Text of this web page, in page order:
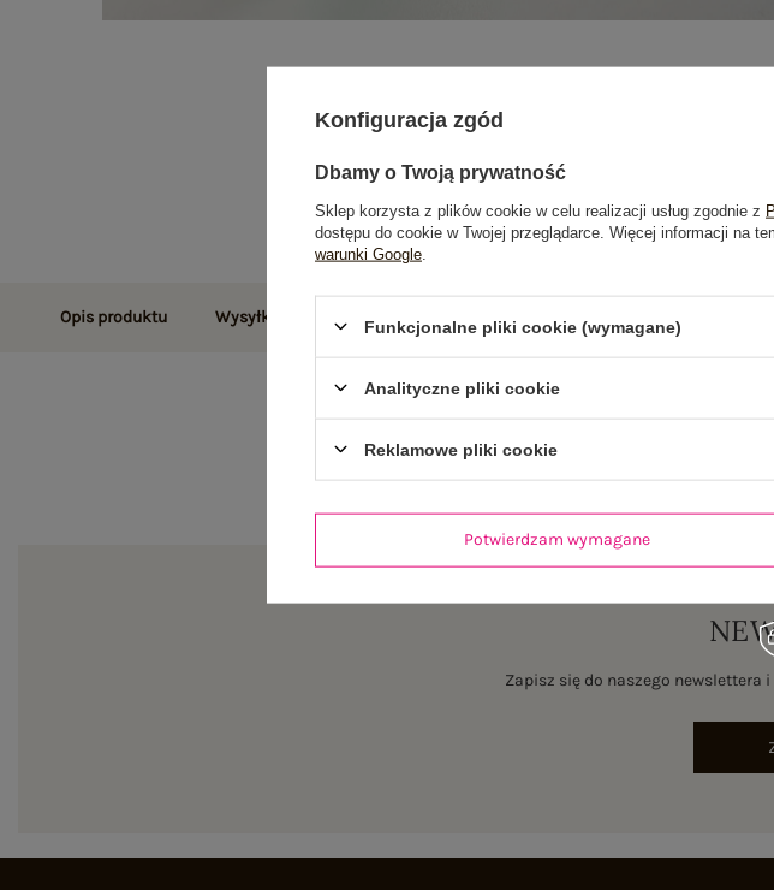
Opis produktu Wysyłka i dostawa Zwroty i reklamacje Opinie o produkcie
Zapisz się do naszego newslettera
Konfiguracja zgód
Dbamy o Twoją prywatność
Sklep korzysta z plików cookie w celu realizacji usług zgodnie z
dostępu do cookie w Twojej przeglądarce. Więcej informacji na
warunki Google
Funkcjonalne pliki cookie (wymagane)
Analityczne pliki cookie
Reklamowe pliki cookie
Potwierdzam wymagane